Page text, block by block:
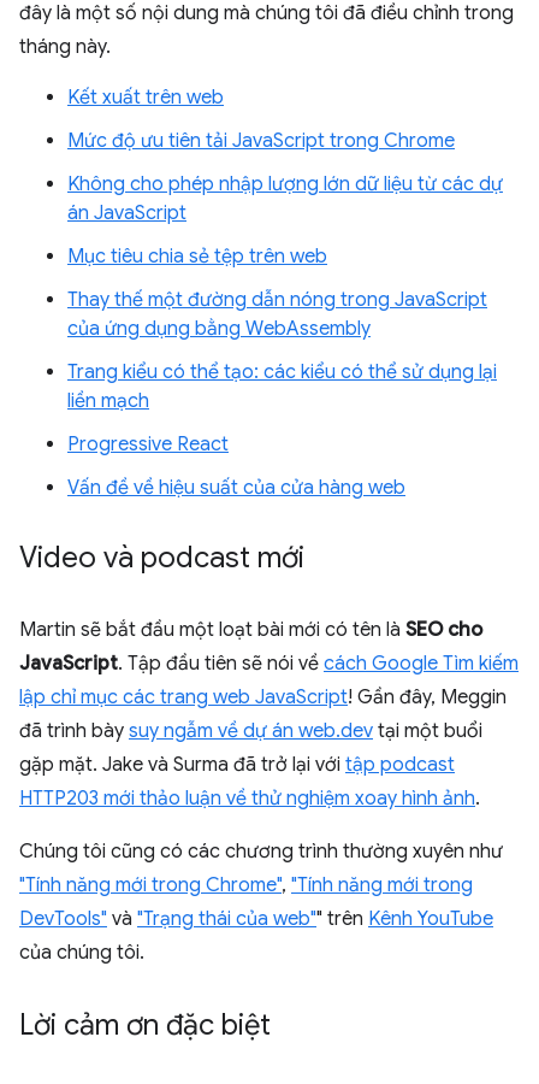
đây là một số nội dung mà chúng tôi đã điều chỉnh trong
tháng này.
Kết xuất trên web
Mức độ ưu tiên tải JavaScript trong Chrome
Không cho phép nhập lượng lớn dữ liệu từ các dự
án JavaScript
Mục tiêu chia sẻ tệp trên web
Thay thế một đường dẫn nóng trong JavaScript
của ứng dụng bằng WebAssembly
Trang kiểu có thể tạo: các kiểu có thể sử dụng lại
liền mạch
Progressive React
Vấn đề về hiệu suất của cửa hàng web
Video và podcast mới
Martin sẽ bắt đầu một loạt bài mới có tên là SEO cho
JavaScript. Tập đầu tiên sẽ nói về cách Google Tìm kiếm
lập chỉ mục các trang web JavaScript! Gần đây, Meggin
đã trình bày suy ngẫm về dự án web.dev tại một buổi
gặp mặt. Jake và Surma đã trở lại với tập podcast
HTTP203 mới thảo luận về thử nghiệm xoay hình ảnh.
Chúng tôi cũng có các chương trình thường xuyên như
"Tính năng mới trong Chrome", "Tính năng mới trong
DevTools" và "Trạng thái của web"" trên Kênh YouTube
của chúng tôi.
Lời cảm ơn đặc biệt